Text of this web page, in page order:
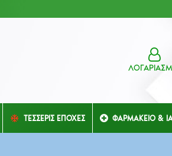
ΤΕΣΣΕΡΙΣ ΕΠΟΧΕΣ ΦΑΡΜΑΚΕΙΟ &